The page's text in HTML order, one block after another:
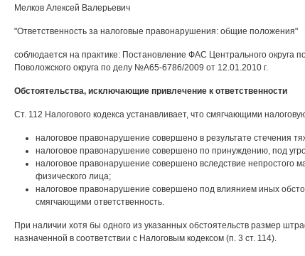
Мелков Алексей Валерьевич
"Ответственность за налоговые правонарушения: общие положения"
соблюдается на практике: Постановление ФАС Центрального
Поволожского округа по делу №А65-6786/2009 от 12.01.2010 г.
Обстоятельства, исключающие привлечение к ответственности
Ст. 112 Налогового кодекса устанавливает, что смягчающими
налоговое правонарушение совершено в результате стечения
налоговое правонарушение совершено по принуждению, под
налоговое правонарушение совершено вследствие непростого
физического лица;
налоговое правонарушение совершено под влиянием иных
смягчающими ответственность.
При наличии хотя бы одного из указанных обстоятельств размер
назначенной в соответствии с Налоговым кодексом (п. 3 ст. 114).